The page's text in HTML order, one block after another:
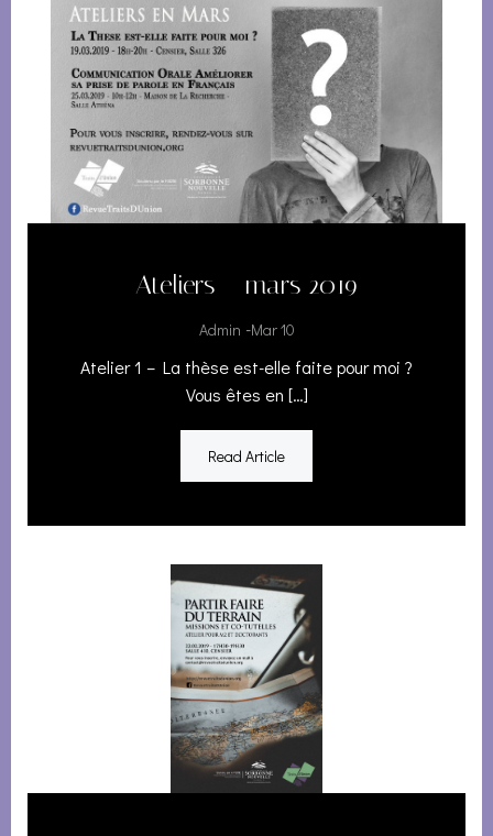
Ateliers – mars 2019
Admin -Mar 10
Atelier 1 – La thèse est-elle faite pour moi ?
Vous êtes en […]
Read Article